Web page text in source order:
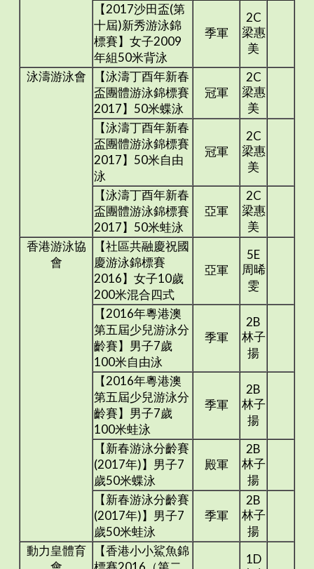
【2017沙田盃(第
十屆)新秀游泳錦
標賽】女子2009
年組50米背泳
季軍
2C
梁惠
美
泳濤游泳會
【泳濤丁酉年新春
盃團體游泳錦標賽
2017】50米蝶泳
冠軍
2C
梁惠
美
【泳濤丁酉年新春
盃團體游泳錦標賽
2017】50米自由
泳
冠軍
2C
梁惠
美
【泳濤丁酉年新春
盃團體游泳錦標賽
2017】50米蛙泳
亞軍
2C
梁惠
美
香港游泳協
會
【社區共融慶祝國
慶游泳錦標賽
2016】女子10歲
200米混合四式
亞軍
5E
周晞
雯
【2016年粵港澳
第五屆少兒游泳分
齡賽】男子7歲
100米自由泳
季軍
2B
林子
揚
【2016年粵港澳
第五屆少兒游泳分
齡賽】男子7歲
100米蛙泳
季軍
2B
林子
揚
【新春游泳分齡賽
(2017年)】男子7
歲50米蝶泳
殿軍
2B
林子
揚
【新春游泳分齡賽
(2017年)】男子7
歲50米蛙泳
季軍
2B
林子
揚
動力皇體育
【香港小小鯊魚錦
1D